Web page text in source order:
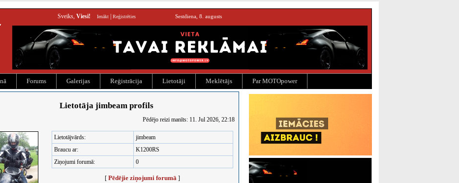
Sveiks, Viesi! Ienākt Reģistrēties Sestdiena, 8. augusts
Forums Galerijas Reģistrācija Lietotāji Meklētājs Par MOTOpower
Lietotāja jimbeam profils
Pēdējo reizi manīts: 11. Jul 2026, 22:18
Lietotājvārds:
jimbeam
Braucu ar:
K1200RS
Ziņojumi forumā:
0
[ Pēdējie ziņojumi forumā ]